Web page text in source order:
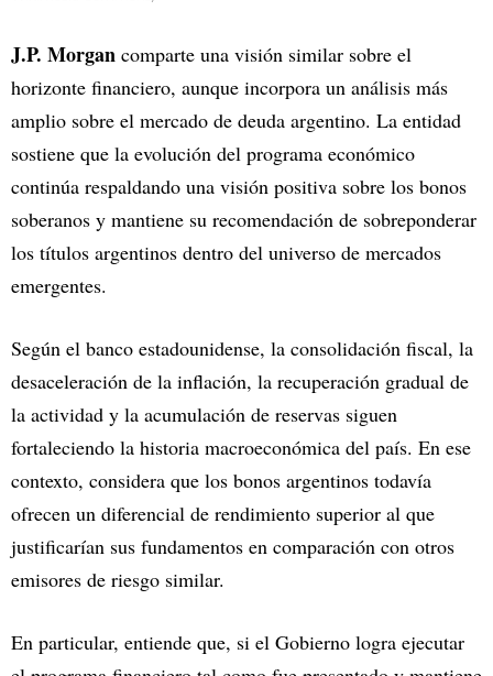
J.P. Morgan comparte una visión similar sobre el
horizonte financiero, aunque incorpora un análisis más
amplio sobre el mercado de deuda argentino. La entidad
sostiene que la evolución del programa económico
continúa respaldando una visión positiva sobre los bonos
soberanos y mantiene su recomendación de sobreponderar
los títulos argentinos dentro del universo de mercados
emergentes.
Según el banco estadounidense, la consolidación fiscal, la
desaceleración de la inflación, la recuperación gradual de
la actividad y la acumulación de reservas siguen
fortaleciendo la historia macroeconómica del país. En ese
contexto, considera que los bonos argentinos todavía
ofrecen un diferencial de rendimiento superior al que
justificarían sus fundamentos en comparación con otros
emisores de riesgo similar.
En particular, entiende que, si el Gobierno logra ejecutar